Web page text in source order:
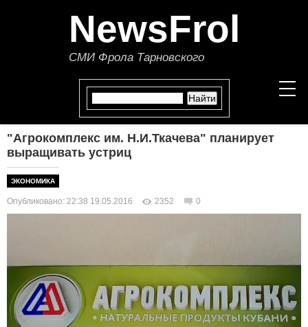
NewsFrol
СМИ Фрола Тарновского
НОВОСТИ
ПОЛИТИКА
ОБЩЕСТВО
"Агрокомплекс им. Н.И.Ткачева" планирует
выращивать устриц
ЭКОНОМИКА
Опубликовано: 22:38 19.05.2016 2352 0